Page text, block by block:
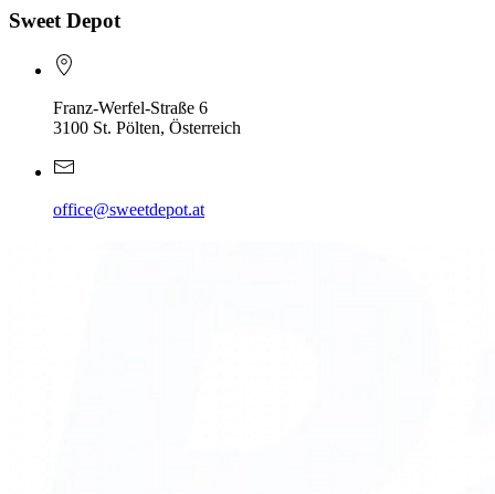
Sweet Depot
Franz-Werfel-Straße 6
3100 St. Pölten, Österreich
office@sweetdepot.at